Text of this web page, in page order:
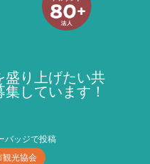
盛り上げたい共
しています！
バッジで投稿
光協会